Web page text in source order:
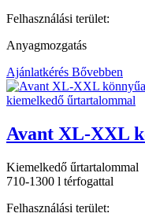
Felhasználási terület:
Anyagmozgatás
Ajánlatkérés Bővebben
Avant XL-XXL
Kiemelkedő űrtartalommal
710-1300 l térfogattal
Felhasználási terület: